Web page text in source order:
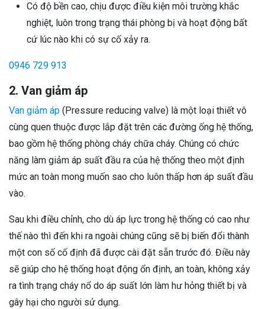
Có độ bền cao, chịu được điều kiện môi trường khắc
nghiệt, luôn trong trạng thái phòng bị và hoạt động bất
cứ lúc nào khi có sự cố xảy ra.
0946 729 913
2. Van giảm áp
Van giảm áp (Pressure reducing valve) là một loại thiết vô
cùng quen thuộc được lắp đặt trên các đường ống hệ thống,
bao gồm hệ thống phòng cháy chữa cháy. Chúng có chức
năng làm giảm áp suất đầu ra của hệ thống theo một định
mức an toàn mong muốn sao cho luôn thấp hơn áp suất đầu
vào.
Sau khi điều chỉnh, cho dù áp lực trong hệ thống có cao như
thế nào thì đến khi ra ngoài chúng cũng sẽ bị biến đổi thành
một con số cố định đã được cài đặt sẵn trước đó. Điều này
sẽ giúp cho hệ thống hoạt động ổn định, an toàn, không xảy
ra tình trạng cháy nổ do áp suất lớn làm hư hỏng thiết bị và
gây hại cho người sử dụng.